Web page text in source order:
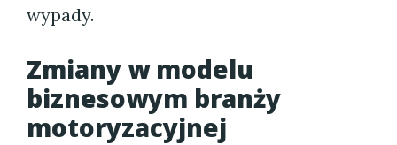
wypady.
Zmiany w modelu
biznesowym branży
motoryzacyjnej